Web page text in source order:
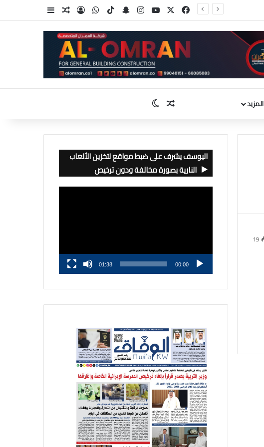
فيسبوك ‫YouTubeانستقرامسناب تشات
‫TikTok واتسابتسجيل الدخولمقال عشوائي
المزيد مقال عشوائي
19
اليوسف يشرف على ضبط مواقع لتخزين الألعاب
النارية بصورة مخالفة ودون ترخيص
00:00
01:38